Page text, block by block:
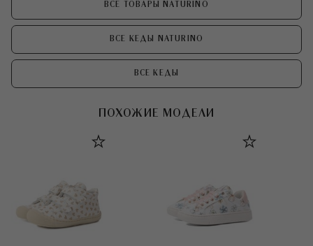
ВСЕ ТОВАРЫ NATURINO
ВСЕ КЕДЫ NATURINO
ВСЕ КЕДЫ
ПОХОЖИЕ МОДЕЛИ